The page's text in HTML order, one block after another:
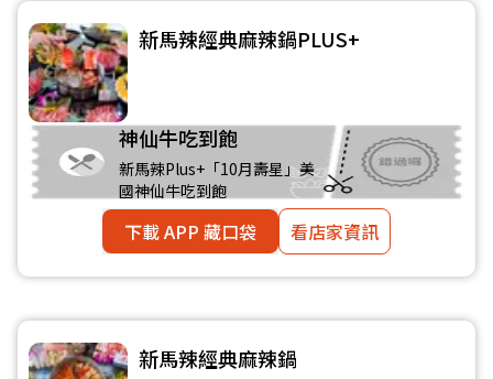
新馬辣經典麻辣鍋PLUS+
神仙牛吃到飽
新馬辣Plus+「10月壽星」美
國神仙牛吃到飽
下載 APP 藏口袋 看店家資訊
新馬辣經典麻辣鍋